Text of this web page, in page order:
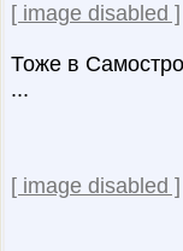
[ image disabled ]
Тоже в
...
[ image disabled ]